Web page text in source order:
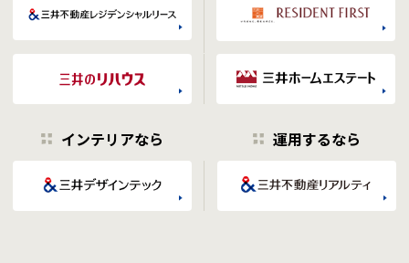
インテリアなら 運用するなら